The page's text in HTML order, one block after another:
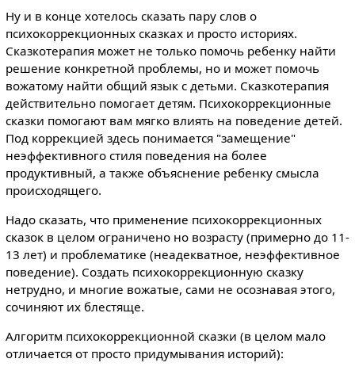
Ну и в конце хотелось сказать пару слов о
психокоррекционных сказках и просто историях.
Сказкотерапия может не только помочь ребенку найти
решение конкретной проблемы, но и может помочь
вожатому найти общий язык с детьми. Сказкотерапия
действительно помогает детям. Психокоррекционные
сказки помогают вам мягко влиять на поведение детей.
Под коррекцией здесь понимается "замещение"
неэффективного стиля поведения на более
продуктивный, а также объяснение ребенку смысла
происходящего.
Надо сказать, что применение психокоррекционных
сказок в целом ограничено но возрасту (примерно до 11-
13 лет) и проблематике (неадекватное, неэффективное
поведение). Создать психокоррекционную сказку
нетрудно, и многие вожатые, сами не осознавая этого,
сочиняют их блестяще.
Алгоритм психокоррекционной сказки (в целом мало
отличается от просто придумывания историй):